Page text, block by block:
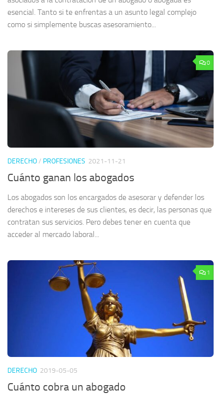
esencial. Tanto si te enfrentas a un asunto legal complejo
como si simplemente buscas asesoramiento...
0
DERECHO/ PROFESIONES 2021-11-21
Cuánto ganan los abogados
Los abogados son los encargados de asesorar y defender los
derechos e intereses de sus clientes, es decir, las personas que
contratan sus servicios. Pero debes tener en cuenta que
acceder al mercado laboral...
1
DERECHO 2019-05-05
Cuánto cobra un abogado